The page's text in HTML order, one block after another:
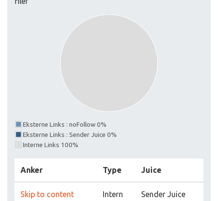
Eksterne Links : noFollow 0%
Eksterne Links : Sender Juice 0%
Interne Links 100%
Anker Type Juice
Skip to content Intern Sender Juice